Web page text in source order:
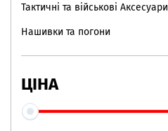
Тактичні та військові Аксесуари
Нашивки та погони
ЦІНА